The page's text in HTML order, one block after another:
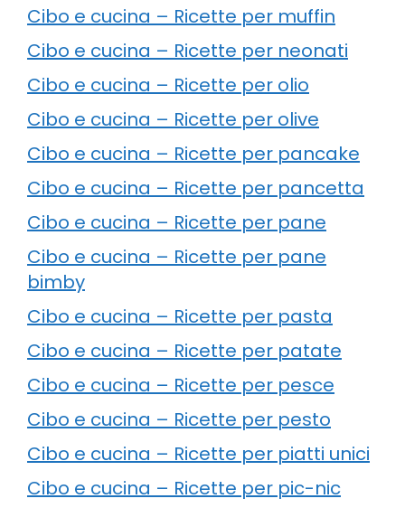
Cibo e cucina – Ricette per muffin
Cibo e cucina – Ricette per neonati
Cibo e cucina – Ricette per olio
Cibo e cucina – Ricette per olive
Cibo e cucina – Ricette per pancake
Cibo e cucina – Ricette per pancetta
Cibo e cucina – Ricette per pane
Cibo e cucina – Ricette per pane
bimby
Cibo e cucina – Ricette per pasta
Cibo e cucina – Ricette per patate
Cibo e cucina – Ricette per pesce
Cibo e cucina – Ricette per pesto
Cibo e cucina – Ricette per piatti unici
Cibo e cucina – Ricette per pic-nic